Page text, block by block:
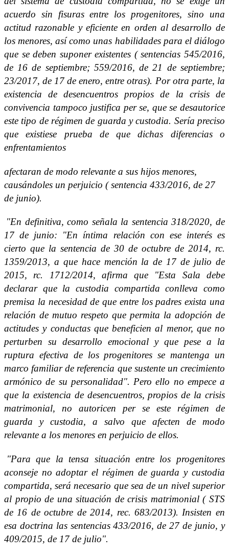
acuerdo sin fisuras entre los progenitores, sino una
actitud razonable y eficiente en orden al desarrollo de
los menores, así como unas habilidades para el diálogo
que se deben suponer existentes ( sentencias 545/2016,
de 16 de septiembre; 559/2016, de 21 de septiembre;
23/2017, de 17 de enero, entre otras). Por otra parte, la
existencia de desencuentros propios de la crisis de
convivencia tampoco justifica per se, que se desautorice
este tipo de régimen de guarda y custodia. Sería preciso
que existiese prueba de que dichas diferencias o
enfrentamientos
afectaran de modo relevante a sus hijos menores,
causándoles un perjuicio ( sentencia 433/2016, de 27
de junio).
"En definitiva, como señala la sentencia 318/2020, de
17 de junio: "En íntima relación con ese interés es
cierto que la sentencia de 30 de octubre de 2014, rc.
1359/2013, a que hace mención la de 17 de julio de
2015, rc. 1712/2014, afirma que "Esta Sala debe
declarar que la custodia compartida conlleva como
premisa la necesidad de que entre los padres exista una
relación de mutuo respeto que permita la adopción de
actitudes y conductas que beneficien al menor, que no
perturben su desarrollo emocional y que pese a la
ruptura efectiva de los progenitores se mantenga un
marco familiar de referencia que sustente un crecimiento
armónico de su personalidad". Pero ello no empece a
que la existencia de desencuentros, propios de la crisis
matrimonial, no autoricen per se este régimen de
guarda y custodia, a salvo que afecten de modo
relevante a los menores en perjuicio de ellos.
"Para que la tensa situación entre los progenitores
aconseje no adoptar el régimen de guarda y custodia
compartida, será necesario que sea de un nivel superior
al propio de una situación de crisis matrimonial ( STS
de 16 de octubre de 2014, rec. 683/2013). Insisten en
esa doctrina las sentencias 433/2016, de 27 de junio, y
409/2015, de 17 de julio".